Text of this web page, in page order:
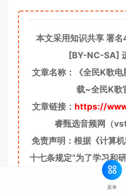
本文采用知识共享 署
[BY-NC-SA]
文章名称：《全民K歌
载~全民K歌
文章链接： https://
睿甄选音频网
（
免责声明：根据《计算
十七条规定“为了学习和
r思想和原理，通过安装
储软件等方式使用软件
菜单